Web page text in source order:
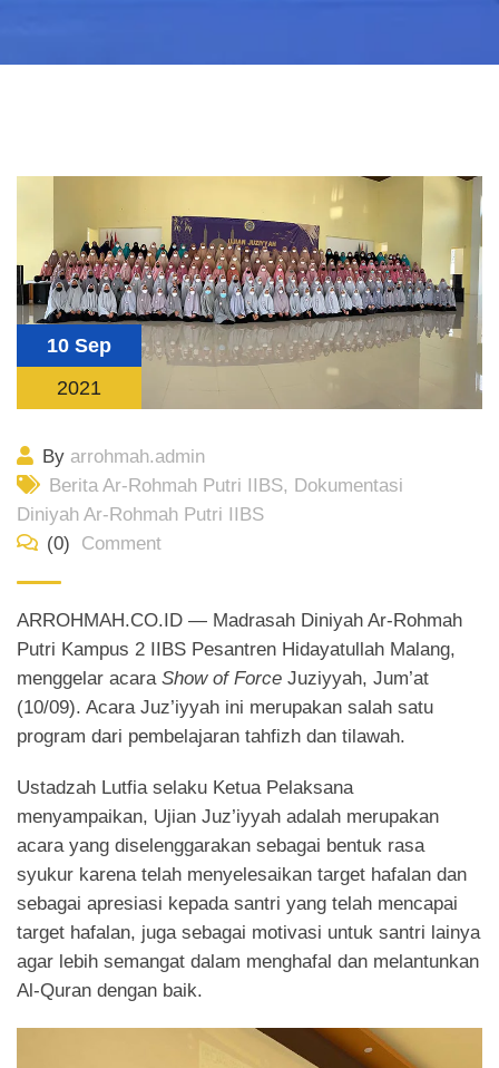
10 Sep
2021
By arrohmah.admin
Berita Ar-Rohmah Putri IIBS, Dokumentasi
Diniyah Ar-Rohmah Putri IIBS
(0)
Comment
ARROHMAH.CO.ID — Madrasah Diniyah Ar-Rohmah
Putri Kampus 2 IIBS Pesantren Hidayatullah Malang,
menggelar acara Show of Force Juziyyah, Jum’at
(10/09). Acara Juz’iyyah ini merupakan salah satu
program dari pembelajaran tahfizh dan tilawah.
Ustadzah Lutfia selaku Ketua Pelaksana
menyampaikan, Ujian Juz’iyyah adalah merupakan
acara yang diselenggarakan sebagai bentuk rasa
syukur karena telah menyelesaikan target hafalan dan
sebagai apresiasi kepada santri yang telah mencapai
target hafalan, juga sebagai motivasi untuk santri lainya
agar lebih semangat dalam menghafal dan melantunkan
Al-Quran dengan baik.